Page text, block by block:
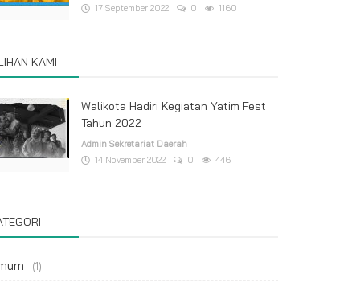
17 September 2022
0 1160
KAMI
Walikota Hadiri Kegiatan Yatim Fest
Tahun 2022
Admin Sekretariat Daerah
14 November 2022
0 446
(1)